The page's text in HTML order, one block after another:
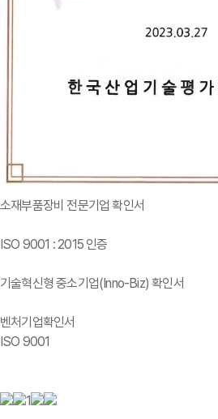
소재부품장비 전문기업 확인서
ISO 9001 : 2015 인증
기술혁신형 중소기업(Inno-Biz) 확인서
벤처기업확인서
ISO 9001
1